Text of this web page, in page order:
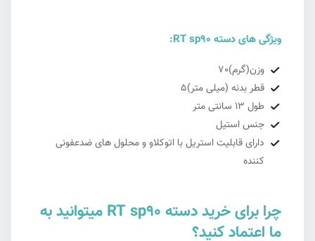
ویژگی های دسته RT sp90:
وزن(گرم)70
قطر بدنه (میلی متر)5
طول 13 سانتی متر
جنس استیل
دارای قابلیت استریل با اتوکلاو و محلول های ضدعفونی
کننده
چرا برای خرید دسته RT sp90 میتوانید به
ما اعتماد کنید؟